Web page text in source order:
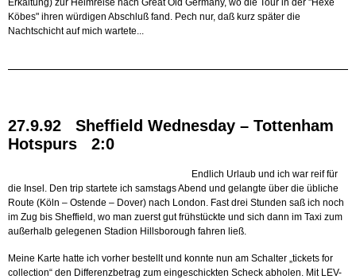
Erkältung) zur Heimreise nach Great Old Germany, wo die Tour in der "Hexe
Köbes" ihren würdigen Abschluß fand. Pech nur, daß kurz später die
Nachtschicht auf mich wartete...
27.9.92 Sheffield Wednesday – Tottenham
Hotspurs 2:0
Endlich Urlaub und ich war reif für
die Insel. Den trip startete ich samstags Abend und gelangte über die übliche
Route (Köln – Ostende – Dover) nach London. Fast drei Stunden saß ich noch
im Zug bis Sheffield, wo man zuerst gut frühstückte und sich dann im Taxi zum
außerhalb gelegenen Stadion Hillsborough fahren ließ.
Meine Karte hatte ich vorher bestellt und konnte nun am Schalter „tickets for
collection“ den Differenzbetrag zum eingeschickten Scheck abholen. Mit LEV-